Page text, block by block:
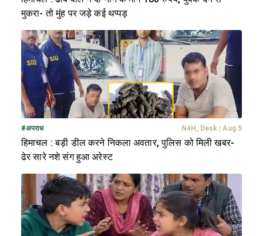
मुकरा- तो मुंह पर जड़े कई थप्पड़
#अपराध N4H_Desk | Aug 5
हिमाचल : बड़ी डील करने निकला अवतार, पुलिस को मिली खबर-
ढेर सारे नशे संग हुआ अरेस्ट